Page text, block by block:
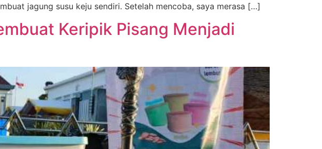
jagung susu keju sendiri. Setelah mencoba, saya merasa […]
Keripik Pisang Menjadi